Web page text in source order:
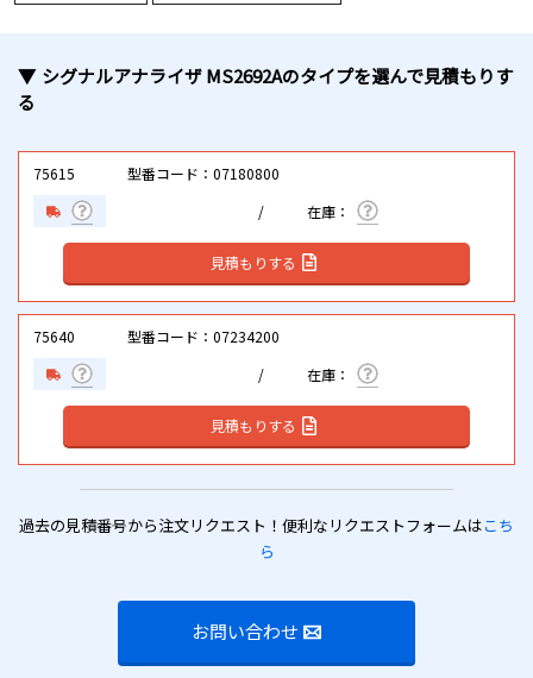
シグナルアナライザ MS2692Aのタイプを選んで見積もりす
る
75615 型番コード：07180800
見積もりする
75640 型番コード：07234200
見積もりする
過去の見積番号から注文リクエスト！便利なリクエストフォームはこち
ら
お問い合わせ